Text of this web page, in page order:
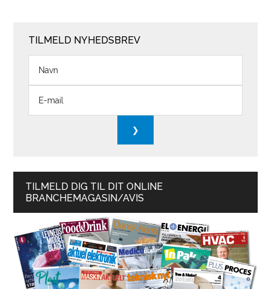
TILMELD NYHEDSBREV
TILMELD DIG TIL DIT ONLINE
BRANCHEMAGASIN/AVIS